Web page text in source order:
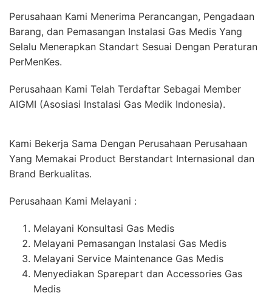
Perusahaan Kami Menerima Perancangan, Pengadaan
Barang, dan Pemasangan Instalasi Gas Medis Yang
Selalu Menerapkan Standart Sesuai Dengan Peraturan
PerMenKes.
Perusahaan Kami Telah Terdaftar Sebagai Member
AIGMI (Asosiasi Instalasi Gas Medik Indonesia).
Kami Bekerja Sama Dengan Perusahaan Perusahaan
Yang Memakai Product Berstandart Internasional dan
Brand Berkualitas.
Perusahaan Kami Melayani :
Melayani Konsultasi Gas Medis
Melayani Pemasangan Instalasi Gas Medis
Melayani Service Maintenance Gas Medis
Menyediakan Sparepart dan Accessories Gas
Medis